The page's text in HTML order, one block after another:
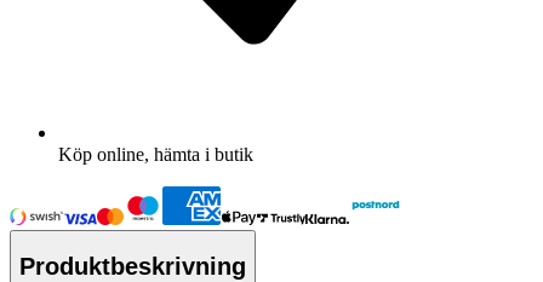
Köp online, hämta i butik
Produktbeskrivning